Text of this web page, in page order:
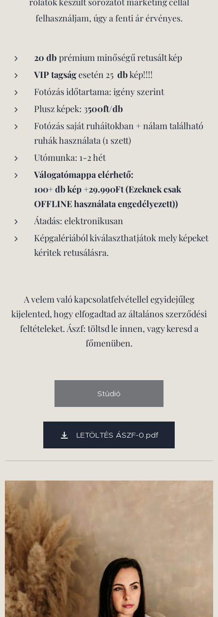
felhasználjam, úgy a fenti ár érvényes.
20 db prémium minőségű retusált kép
VIP tagságesetén 25 dbkép!!!!
Fotózás időtartama: igény szerint
Plusz képek: 3500ft/db
Fotózás saját ruháitokban + nálam található
ruhák használata (1 szett)
Utómunka: 1-2 hét
Válogatómappa elérhető:
100+ db kép +29.990Ft (Ezeknek csak
OFFLINE használata engedélyezett))
Átadás: elektronikusan
Képgalériából kiválaszthatjátok mely képeket
kéritek retusálásra.
A velem való kapcsolatfelvétellel egyidejűleg
kijelented, hogy elfogadtad az általános szerződési
feltételeket. Ászf: töltsd le innen, vagy keresd a
főmenüben.
Stúdió
LETÖLTÉS ÁSZF-0.pdf